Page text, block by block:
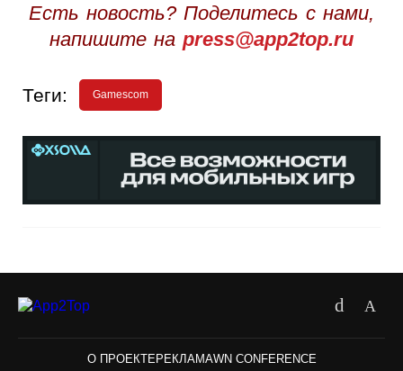
Есть новость? Поделитесь с нами,
напишите на press@app2top.ru
Теги: Gamescom
О ПРОЕКТЕРЕКЛАМАWN CONFERENCE